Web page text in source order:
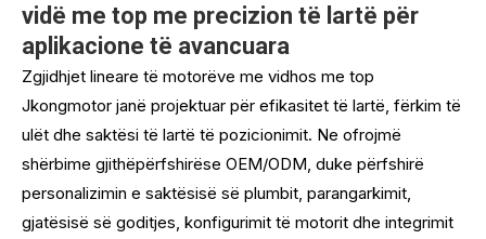
vidë me top me precizion të lartë për
aplikacione të avancuara
Zgjidhjet lineare të motorëve me vidhos me top
Jkongmotor janë projektuar për efikasitet të lartë, fërkim të
ulët dhe saktësi të lartë të pozicionimit. Ne ofrojmë
shërbime gjithëpërfshirëse OEM/ODM, duke përfshirë
personalizimin e saktësisë së plumbit, parangarkimit,
gjatësisë së goditjes, konfigurimit të motorit dhe integrimit